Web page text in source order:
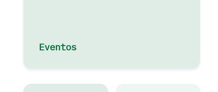
Eventos